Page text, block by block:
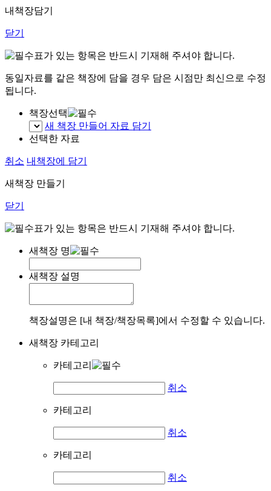
내책장담기
닫기
표가 있는 항목은 반드시 기재해 주셔야 합니다.
동일자료를 같은 책장에 담을 경우 담은 시점만 최신으로 수정
됩니다.
책장선택
새 책장 만들어 자료 담기
선택한 자료
취소 내책장에 담기
새책장 만들기
닫기
표가 있는 항목은 반드시 기재해 주셔야 합니다.
새책장 명
새책장 설명
책장설명은 [내 책장/책장목록]에서 수정할 수 있습니다.
새책장 카테고리
카테고리
취소
카테고리
취소
카테고리
취소